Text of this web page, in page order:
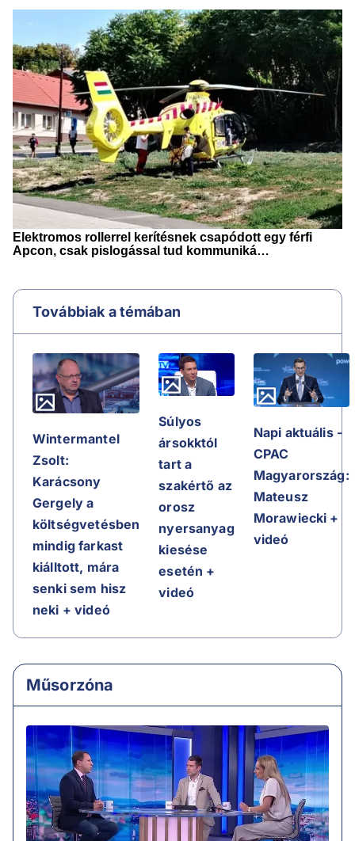
Továbbiak a témában
Wintermantel
Zsolt:
Karácsony
Gergely a
költségvetésben
mindig farkast
kiálltott, mára
senki sem hisz
neki + videó
Súlyos
ársokktól
tart a
szakértő az
orosz
nyersanyag
kiesése
esetén +
videó
Napi aktuális -
CPAC
Magyarország:
Mateusz
Morawiecki +
videó
Műsorzóna